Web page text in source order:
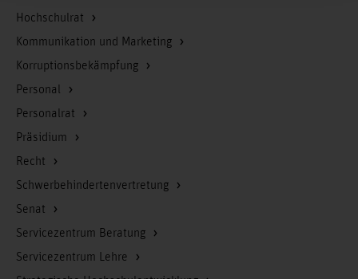
Hochschulrat
Kommunikation und Marketing
Korruptionsbekämpfung
Personal
Personalrat
Präsidium
Recht
Schwerbehindertenvertretung
Senat
Servicezentrum Beratung
Servicezentrum Lehre